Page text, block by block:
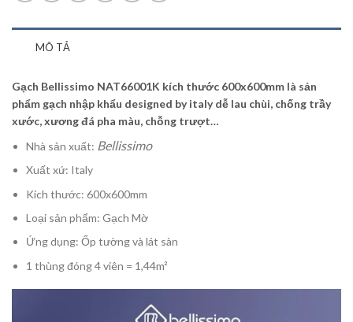
MÔ TẢ
Gạch Bellissimo NAT66001K kích thước 600x600mm là sản
phẩm gạch nhập khẩu designed by italy dễ lau chùi, chống trầy
xước, xương đá pha màu, chỗng trượt…
Nhà sản xuất: Bellissimo
Xuất xứ: Italy
Kích thước: 600x600mm
Loại sản phẩm: Gạch Mờ
Ứng dụng: Ốp tường và lát sàn
1 thùng đóng 4 viên = 1,44m²